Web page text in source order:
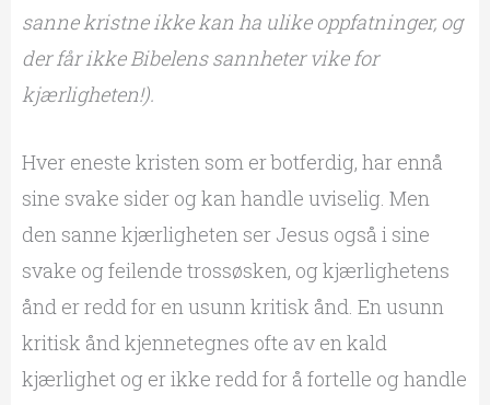
sanne kristne ikke kan ha ulike oppfatninger, og
der får ikke Bibelens sannheter vike for
kjærligheten!).
Hver eneste kristen som er botferdig, har ennå
sine svake sider og kan handle uviselig. Men
den sanne kjærligheten ser Jesus også i sine
svake og feilende trossøsken, og kjærlighetens
ånd er redd for en usunn kritisk ånd. En usunn
kritisk ånd kjennetegnes ofte av en kald
kjærlighet og er ikke redd for å fortelle og handle